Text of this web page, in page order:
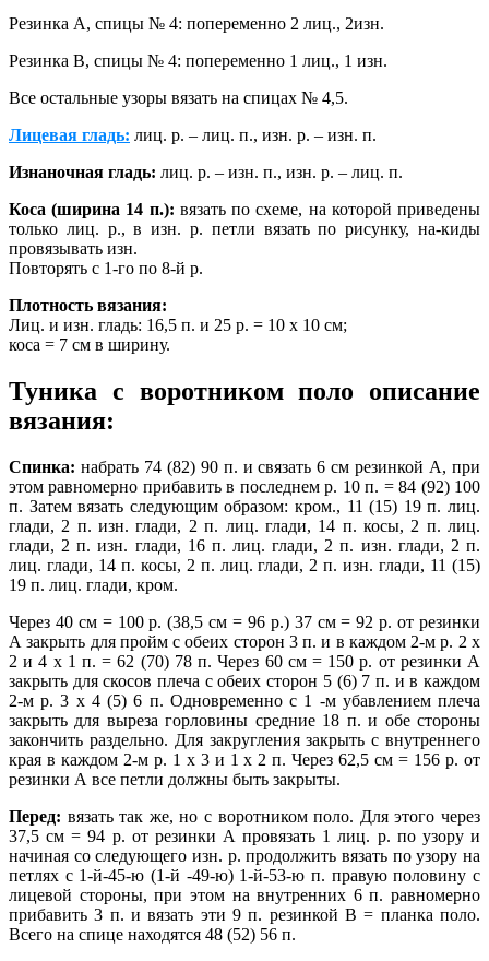
Резинка А, спицы № 4: попеременно 2 лиц., 2изн.
Резинка В, спицы № 4: попеременно 1 лиц., 1 изн.
Все остальные узоры вязать на спицах № 4,5.
Лицевая гладь: лиц. р. – лиц. п., изн. р. – изн. п.
Изнаночная гладь: лиц. р. – изн. п., изн. р. – лиц. п.
Коса (ширина 14 п.): вязать по схеме, на которой приведены
только лиц. р., в изн. р. петли вязать по рисунку, на-киды
провязывать изн.
Повторять с 1-го по 8-й р.
Плотность вязания:
Лиц. и изн. гладь: 16,5 п. и 25 р. = 10 x 10 см;
коса = 7 см в ширину.
Туника с воротником поло описание
вязания:
Спинка: набрать 74 (82) 90 п. и связать 6 см резинкой А, при
этом равномерно прибавить в последнем р. 10 п. = 84 (92) 100
п. Затем вязать следующим образом: кром., 11 (15) 19 п. лиц.
глади, 2 п. изн. глади, 2 п. лиц. глади, 14 п. косы, 2 п. лиц.
глади, 2 п. изн. глади, 16 п. лиц. глади, 2 п. изн. глади, 2 п.
лиц. глади, 14 п. косы, 2 п. лиц. глади, 2 п. изн. глади, 11 (15)
19 п. лиц. глади, кром.
Через 40 см = 100 р. (38,5 см = 96 р.) 37 см = 92 р. от резинки
А закрыть для пройм с обеих сторон 3 п. и в каждом 2-м р. 2 х
2 и 4 х 1 п. = 62 (70) 78 п. Через 60 см = 150 р. от резинки А
закрыть для скосов плеча с обеих сторон 5 (6) 7 п. и в каждом
2-м р. 3 х 4 (5) 6 п. Одновременно с 1 -м убавлением плеча
закрыть для выреза горловины средние 18 п. и обе стороны
закончить раздельно. Для закругления закрыть с внутреннего
края в каждом 2-м р. 1 х 3 и 1 х 2 п. Через 62,5 см = 156 р. от
резинки А все петли должны быть закрыты.
Перед: вязать так же, но с воротником поло. Для этого через
37,5 см = 94 р. от резинки А провязать 1 лиц. р. по узору и
начиная со следующего изн. р. продолжить вязать по узору на
петлях с 1-й-45-ю (1-й -49-ю) 1-й-53-ю п. правую половину с
лицевой стороны, при этом на внутренних 6 п. равномерно
прибавить 3 п. и вязать эти 9 п. резинкой В = планка поло.
Всего на спице находятся 48 (52) 56 п.